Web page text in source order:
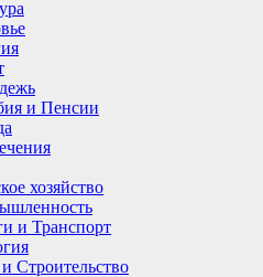
и Пенсии
хозяйство
и Транспорт
Строительство